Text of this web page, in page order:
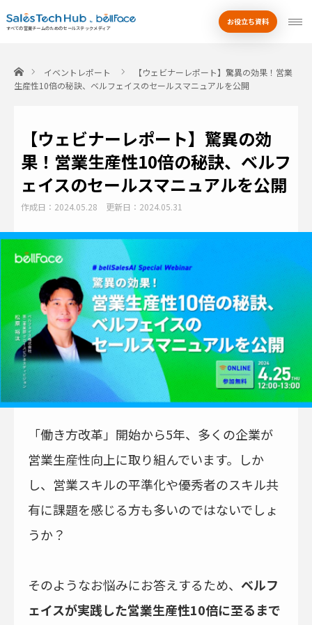
by
すべての営業チームのためのセールステックメディア
お役立ち資料
ホームイベントレポート
【ウェビナーレポート】驚異の効果！営業
生産性10倍の秘訣、ベルフェイスのセールスマニュアルを公開
【ウェビナーレポート】驚異の効
果！営業生産性10倍の秘訣、ベルフ
ェイスのセールスマニュアルを公開
作成日：2024.05.28 更新日：2024.05.31
「働き方改革」開始から5年、多くの企業が
営業生産性向上に取り組んでいます。しか
し、営業スキルの平準化や優秀者のスキル共
有に課題を感じる方も多いのではないでしょ
うか？
そのようなお悩みにお答えするため、 ベルフ
ェイスが実践した営業生産性10倍に至るまで